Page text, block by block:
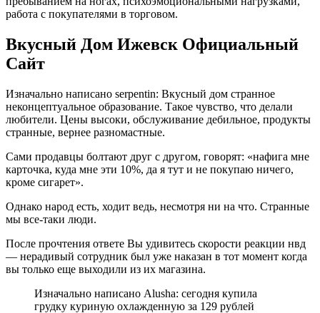
работа с покупателями в торговом.
Вкусный Дом Ижевск Официальный
Сайт
Изначально написано serpentin: Вкусный дом странное
неконцептуальное образование. Такое чувство, что делали
любители. Цены высоки, обслуживание дебильное, продукты
странные, вернее разномастные.
Сами продавцы болтают друг с другом, говорят: «нафига мне
карточка, куда мне эти 10%, да я тут и не покупаю ничего,
кроме сигарет».
Однако народ есть, ходит ведь, несмотря ни на что. Странные
мы все-таки люди.
После прочтения ответе Вы удивитесь скорости реакции нвд
— нерадивый сотрудник был уже наказан в тот момент когда
вы только еще выходили из их магазина.
Изначально написано Alusha: сегодня купила
грудку куриную охлажденную за 129 рублей